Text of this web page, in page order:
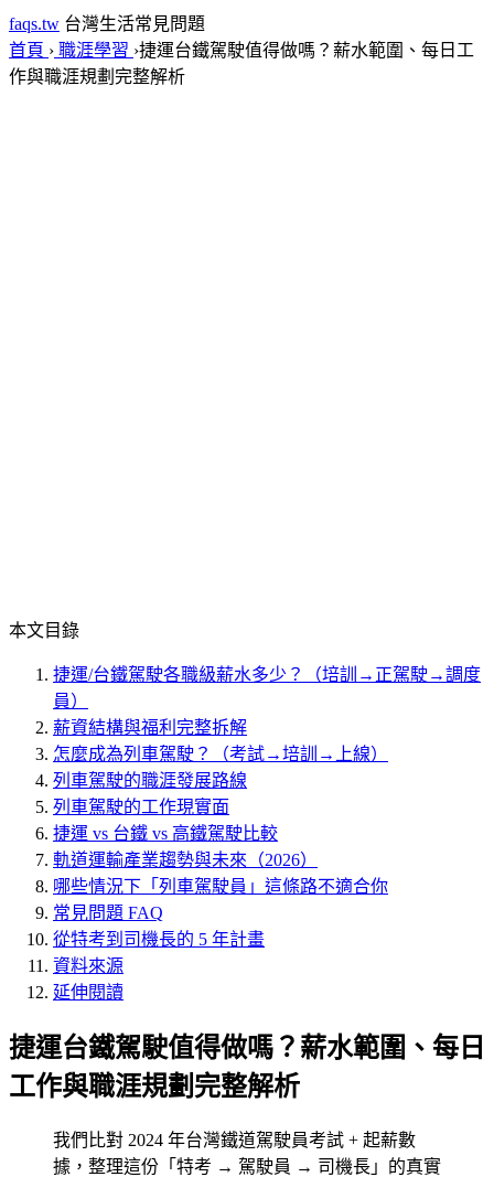
faqs.tw 台灣生活常見問題
首頁 › 職涯學習 ›捷運台鐵駕駛值得做嗎？薪水範圍、每日工
作與職涯規劃完整解析
本文目錄
捷運/台鐵駕駛各職級薪水多少？（培訓→正駕駛→調度
員）
薪資結構與福利完整拆解
怎麼成為列車駕駛？（考試→培訓→上線）
列車駕駛的職涯發展路線
列車駕駛的工作現實面
捷運 vs 台鐵 vs 高鐵駕駛比較
軌道運輸產業趨勢與未來（2026）
哪些情況下「列車駕駛員」這條路不適合你
常見問題 FAQ
從特考到司機長的 5 年計畫
資料來源
延伸閱讀
捷運台鐵駕駛值得做嗎？薪水範圍、每日
工作與職涯規劃完整解析
我們比對 2024 年台灣鐵道駕駛員考試 + 起薪數
據，整理這份「特考 → 駕駛員 → 司機長」的真實